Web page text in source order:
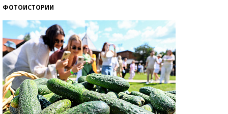
ФОТОИСТОРИИ